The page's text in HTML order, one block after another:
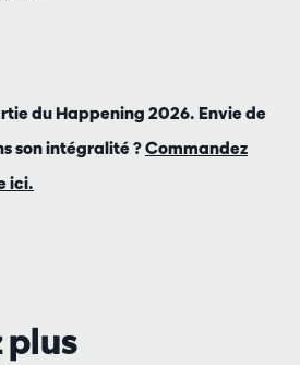
du Happening 2026. Envie de
son intégralité ?Commandez
ici.
plus